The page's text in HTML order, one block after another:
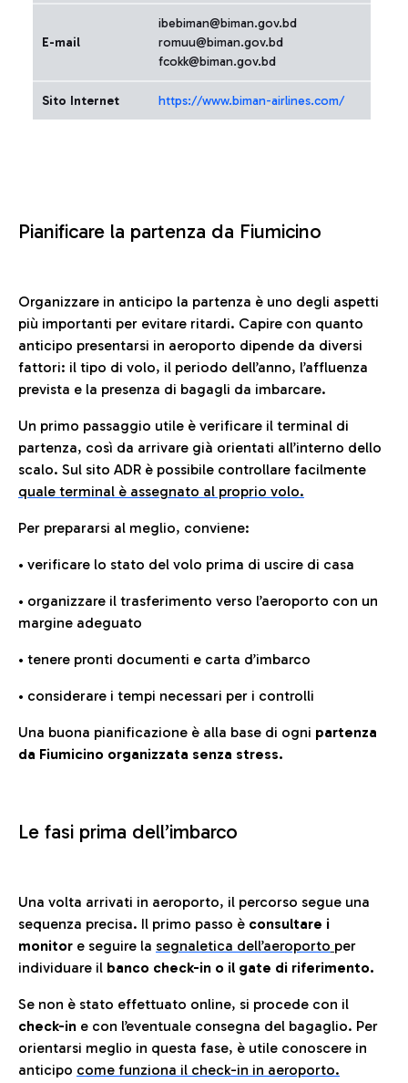
E-mail
ibebiman@biman.gov.bd
romuu@biman.gov.bd
fcokk@biman.gov.bd
Sito Internet https://www.biman-airlines.com/
Pianificare la partenza da Fiumicino
Organizzare in anticipo la partenza è uno degli aspetti
più importanti per evitare ritardi. Capire con quanto
anticipo presentarsi in aeroporto dipende da diversi
fattori: il tipo di volo, il periodo dell’anno, l’affluenza
prevista e la presenza di bagagli da imbarcare.
Un primo passaggio utile è verificare il terminal di
partenza, così da arrivare già orientati all’interno dello
scalo. Sul sito ADR è possibile controllare facilmente
quale terminal è assegnato al proprio volo.
Per prepararsi al meglio, conviene:
• verificare lo stato del volo prima di uscire di casa
• organizzare il trasferimento verso l’aeroporto con un
margine adeguato
• tenere pronti documenti e carta d’imbarco
• considerare i tempi necessari per i controlli
Una buona pianificazione è alla base di ogni partenza
da Fiumicino organizzata senza stress.
Le fasi prima dell’imbarco
Una volta arrivati in aeroporto, il percorso segue una
sequenza precisa. Il primo passo è consultare i
monitor e seguire la segnaletica dell’aeroporto per
individuare il banco check-in o il gate di riferimento.
Se non è stato effettuato online, si procede con il
check-in e con l’eventuale consegna del bagaglio. Per
orientarsi meglio in questa fase, è utile conoscere in
anticipo come funziona il check-in in aeroporto.